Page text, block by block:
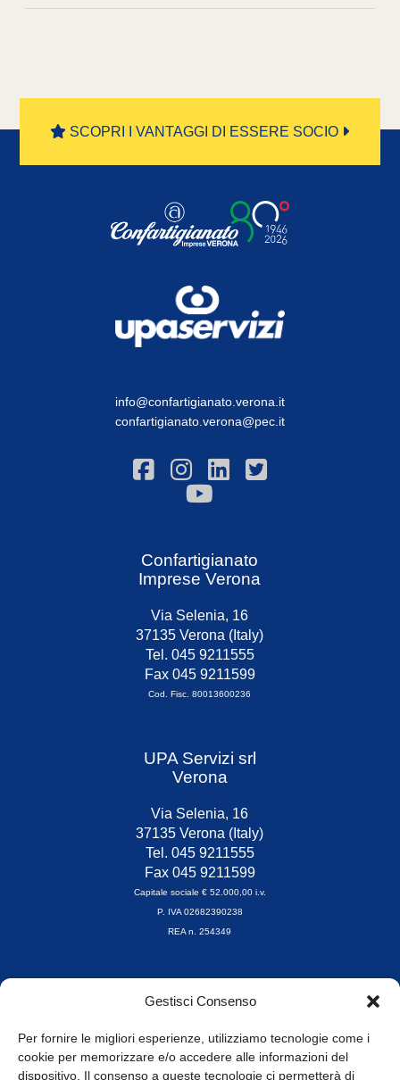
Gestisci Consenso
Per fornire le migliori esperienze, utilizziamo tecnologie come i
cookie per memorizzare e/o accedere alle informazioni del
dispositivo. Il consenso a queste tecnologie ci permetterà di
SCOPRI I VANTAGGI DI ESSERE SOCIO
info@confartigianato.verona.it
confartigianato.verona@pec.it
Confartigianato
Imprese Verona
Via Selenia, 16
37135 Verona (Italy)
Tel. 045 9211555
Fax 045 9211599
Cod. Fisc. 80013600236
UPA Servizi srl
Verona
Via Selenia, 16
37135 Verona (Italy)
Tel. 045 9211555
Fax 045 9211599
Capitale sociale € 52.000,00 i.v.
P. IVA 02682390238
REA n. 254349
Orari di apertura
8.30-13.00 / 14.00-17.30
Whistleblowing